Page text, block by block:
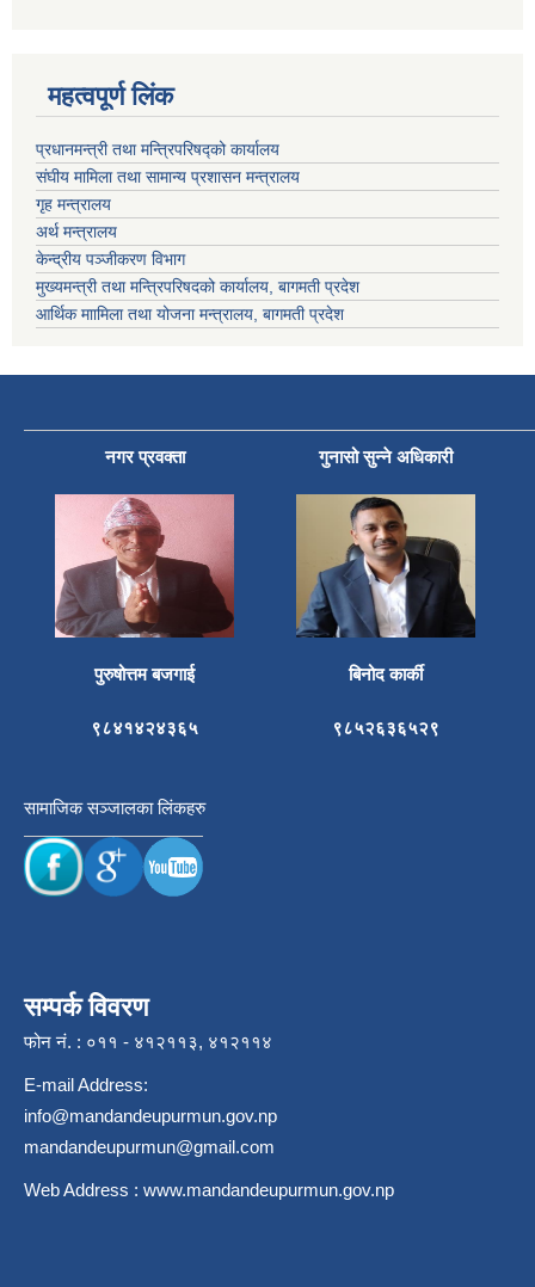
महत्वपूर्ण लिंक
प्रधानमन्त्री तथा मन्त्रिपरिषद्को कार्यालय
संघीय मामिला तथा सामान्य प्रशासन मन्त्रालय
गृह मन्त्रालय
अर्थ मन्त्रालय
केन्द्रीय पञ्जीकरण विभाग
मुख्यमन्त्री तथा मन्त्रिपरिषदको कार्यालय, बागमती प्रदेश
आर्थिक माामिला तथा योजना मन्त्रालय, बागमती प्रदेश
नगर प्रवक्ता गुनासो सुन्ने अधिकारी
पुरुषोत्तम बजगाई बिनोद कार्की
९८४१४२४३६५ ९८५२६३६५२९
सामाजिक सञ्जालका लिंकहरु
सम्पर्क विवरण
फोन नं. : ०११ - ४१२११३, ४१२११४
E-mail Address:
info@mandandeupurmun.gov.np
mandandeupurmun@gmail.com
Web Address : www.mandandeupurmun.gov.np